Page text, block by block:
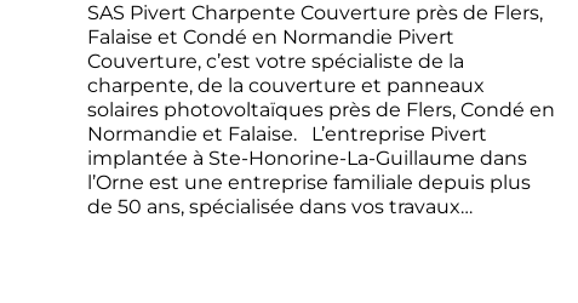
SAS Pivert Charpente Couverture près de Flers,
Falaise et Condé en Normandie Pivert
Couverture, c’est votre spécialiste de la
charpente, de la couverture et panneaux
solaires photovoltaïques près de Flers, Condé en
Normandie et Falaise. L’entreprise Pivert
implantée à Ste-Honorine-La-Guillaume dans
l’Orne est une entreprise familiale depuis plus
de 50 ans, spécialisée dans vos travaux…